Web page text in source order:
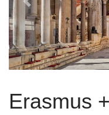
Previous
Erasmus